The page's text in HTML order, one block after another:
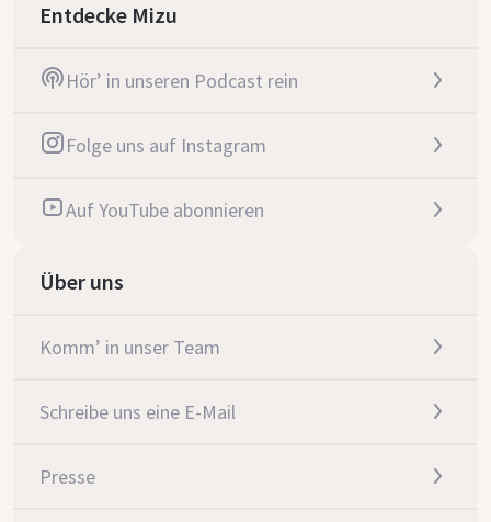
Entdecke Mizu
Hör’ in unseren Podcast rein
Folge uns auf Instagram
Auf YouTube abonnieren
Über uns
Komm’ in unser Team
Schreibe uns eine E-Mail
Presse